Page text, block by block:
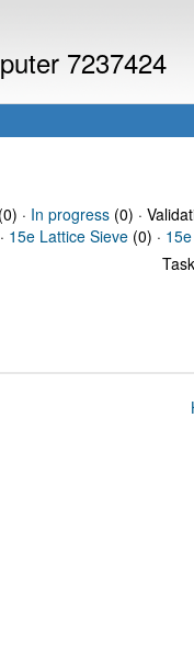
7237424
· In progress(0) ·
15e Lattice Sieve (0) ·